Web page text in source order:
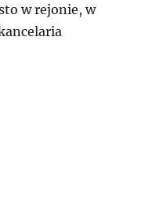
w rejonie, w